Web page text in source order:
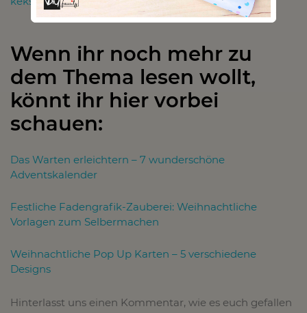
Wenn ihr noch mehr zu
dem Thema lesen wollt,
könnt ihr hier vorbei
schauen:
Das Warten erleichtern – 7 wunderschöne
Adventskalender
Festliche Fadengrafik-Zauberei: Weihnachtliche
Vorlagen zum Selbermachen
Weihnachtliche Pop Up Karten – 5 verschiedene
Designs
Hinterlasst uns einen Kommentar, wie es euch gefallen